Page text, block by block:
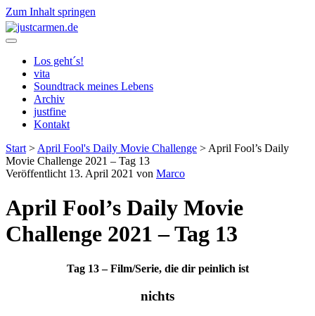
Zum Inhalt springen
justcarmen.de
Los geht´s!
vita
Soundtrack meines Lebens
Archiv
justfine
Kontakt
Start > April Fool's Daily Movie Challenge > April Fool’s Daily
Movie Challenge 2021 – Tag 13
Veröffentlicht 13. April 2021 von Marco
April Fool’s Daily Movie
Challenge 2021 – Tag 13
Tag 13 – Film/Serie, die dir peinlich ist
nichts